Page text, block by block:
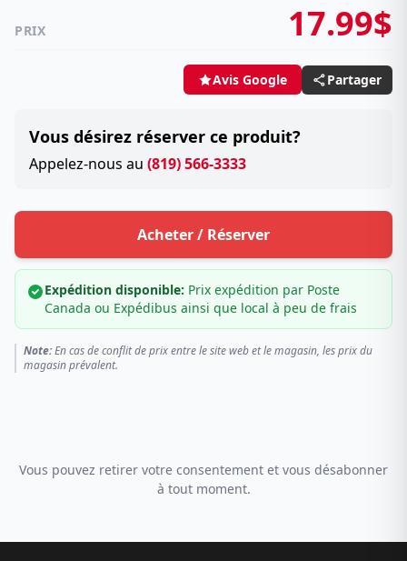
PRIX 17.99$
Avis Google Partager
Vous désirez réserver ce produit?
Appelez-nous au (819) 566-3333
Acheter / Réserver
Expédition disponible: Prix expédition par Poste
Canada ou Expédibus ainsi que local à peu de frais
Note:En cas de conflit de prix entre le site web et le magasin, les prix du
magasin prévalent.
Vous pouvez retirer votre consentement et vous désabonner
à tout moment.